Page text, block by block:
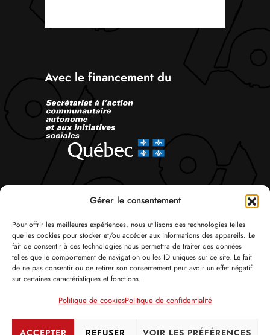
Gérer le consentement
Pour offrir les meilleures expériences, nous utilisons des technologies telles
que les cookies pour stocker et/ou accéder aux informations des appareils. Le
fait de consentir à ces technologies nous permettra de traiter des données
telles que le comportement de navigation ou les ID uniques sur ce site. Le fait
de ne pas consentir ou de retirer son consentement peut avoir un effet négatif
sur certaines caractéristiques et fonctions.
ACCEPTER REFUSER VOIR LES PRÉFÉRENCES
Politique de cookiesPolitique de confidentialité
Avec le financement du
Suivez-nous
Politique de cookies
Crédits